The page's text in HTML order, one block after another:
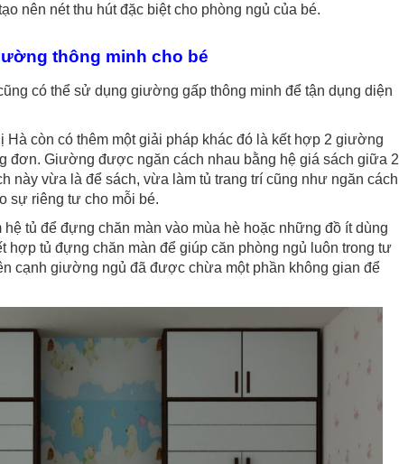
nên nét thu hút đặc biệt cho phòng ngủ của bé.
thông minh cho bé
có thể sử dụng giường gấp thông minh để tận dụng diện
còn có thêm một giải pháp khác đó là kết hợp 2 giường
đơn. Giường được ngăn cách nhau bằng hệ giá sách giữa 2
này vừa là để sách, vừa làm tủ trang trí cũng như ngăn cách
sự riêng tư cho mỗi bé.
tủ để đựng chăn màn vào mùa hè hoặc những đồ ít dùng
hợp tủ đựng chăn màn để giúp căn phòng ngủ luôn trong tư
cạnh giường ngủ đã được chừa một phần không gian để